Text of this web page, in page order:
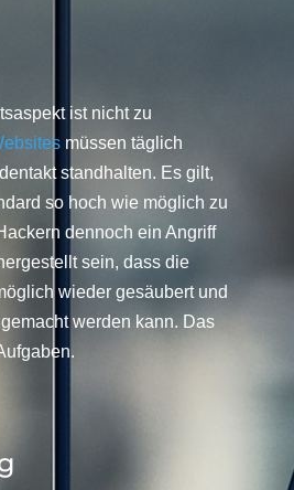
ist nicht zu
müssen täglich
standhalten. Es gilt,
so hoch wie möglich zu
dennoch ein Angriff
sein, dass die
wieder gesäubert und
werden kann. Das